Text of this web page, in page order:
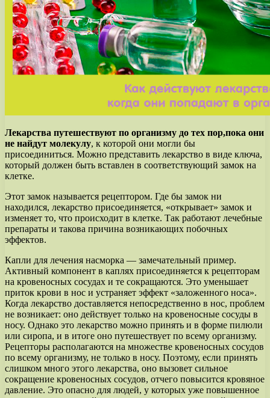
Лекарства путешествуют по организму до тех пор,пока они
не найдут молекулу, к которой они могли бы
присоединиться. Можно представить лекарство в виде ключа,
который должен быть вставлен в соответствующий замок на
клетке.
Этот замок называется рецептором. Где бы замок ни
находился, лекарство присоединяется, «открывает» замок и
изменяет то, что происходит в клетке. Так работают лечебные
препараты и такова причина возникающих побочных
эффектов.
Капли для лечения насморка — замечательный пример.
Активный компонент в каплях присоединяется к рецепторам
на кровеносных сосудах и те сокращаются. Это уменьшает
приток крови в нос и устраняет эффект «заложенного носа».
Когда лекарство доставляется непосредственно в нос, проблем
не возникает: оно действует только на кровеносные сосуды в
носу. Однако это лекарство можно принять и в форме пилюли
или сиропа, и в итоге оно путешествует по всему организму.
Рецепторы располагаются на множестве кровеносных сосудов
по всему организму, не только в носу. Поэтому, если принять
слишком много этого лекарства, оно вызовет сильное
сокращение кровеносных сосудов, отчего повысится кровяное
давление. Это опасно для людей, у которых уже повышенное